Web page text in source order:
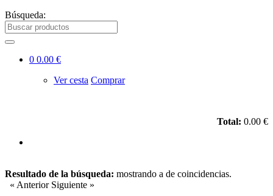
Búsqueda:
0 0.00 €
Ver cesta Comprar
Total: 0.00 €
Resultado de la búsqueda: mostrando a de coincidencias.
« Anterior Siguiente »